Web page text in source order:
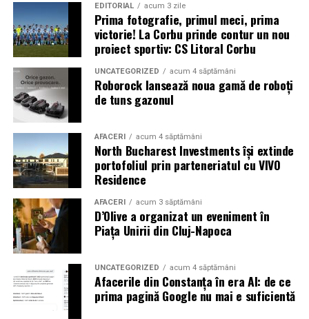
EDITORIAL acum 3 zile
Prima fotografie, primul meci, prima
victorie! La Corbu prinde contur un nou
proiect sportiv: CS Litoral Corbu
UNCATEGORIZED acum 4 săptămâni
Roborock lansează noua gamă de roboți
de tuns gazonul
AFACERI acum 4 săptămâni
North Bucharest Investments își extinde
portofoliul prin parteneriatul cu VIVO
Residence
AFACERI acum 3 săptămâni
D’Olive a organizat un eveniment în
Piața Unirii din Cluj-Napoca
UNCATEGORIZED acum 4 săptămâni
Afacerile din Constanța în era AI: de ce
prima pagină Google nu mai e suficientă